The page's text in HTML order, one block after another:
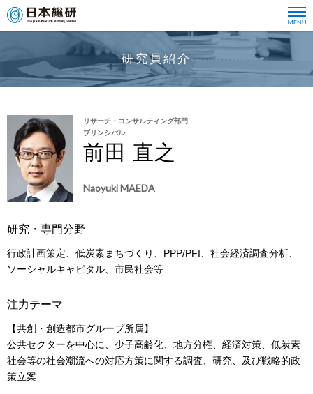
研究員紹介
リサーチ・コンサルティング部門
プリンシパル
前田 直之
Naoyuki MAEDA
研究・専門分野
行政計画策定、低炭素まちづくり、PPP/PFI、社会経済調査分析、
ソーシャルキャピタル、市民社会等
注力テーマ
【共創・創造都市グループ所属】
公共セクターを中心に、少子高齢化、地方分権、経済対策、低炭素
社会等の社会潮流への対応方策に関する調査、研究、及び戦略的政
策立案